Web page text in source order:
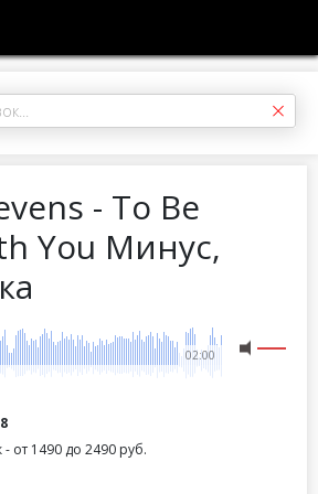
- To Be
You Минус,
02:00
от 1490 до 2490 руб.